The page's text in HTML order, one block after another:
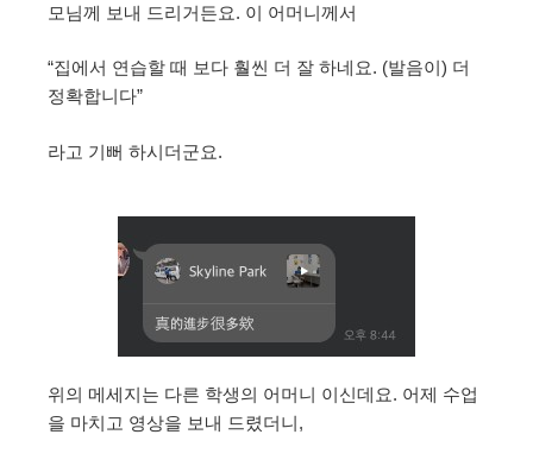
모님께 보내 드리거든요. 이 어머니께서
“집에서 연습할 때 보다 훨씬 더 잘 하네요. (발음이) 더
정확합니다”
라고 기뻐 하시더군요.
위의 메세지는 다른 학생의 어머니 이신데요. 어제 수업
을 마치고 영상을 보내 드렸더니,